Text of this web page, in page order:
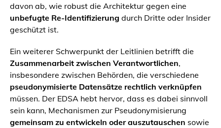
davon ab, wie robust die Architektur gegen eine
unbefugte Re-Identifizierung durch Dritte oder Insider
geschützt ist.
Ein weiterer Schwerpunkt der Leitlinien betrifft die
Zusammenarbeit zwischen Verantwortlichen,
insbesondere zwischen Behörden, die verschiedene
pseudonymisierte Datensätze rechtlich verknüpfen
müssen. Der EDSA hebt hervor, dass es dabei sinnvoll
sein kann, Mechanismen zur Pseudonymisierung
gemeinsam zu entwickeln oder auszutauschen sowie